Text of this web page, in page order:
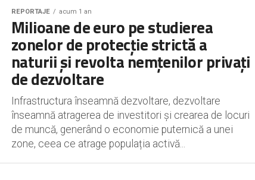
REPORTAJE acum 1 an
Milioane de euro pe studierea
zonelor de protecție strictă a
naturii și revolta nemțenilor privați
de dezvoltare
Infrastructura înseamnă dezvoltare, dezvoltare
înseamnă atragerea de investitori și crearea de locuri
de muncă, generând o economie puternică a unei
zone, ceea ce atrage populația activă...